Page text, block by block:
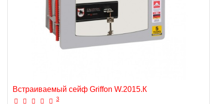
Встраиваемый сейф Griffon W.2015.К
3